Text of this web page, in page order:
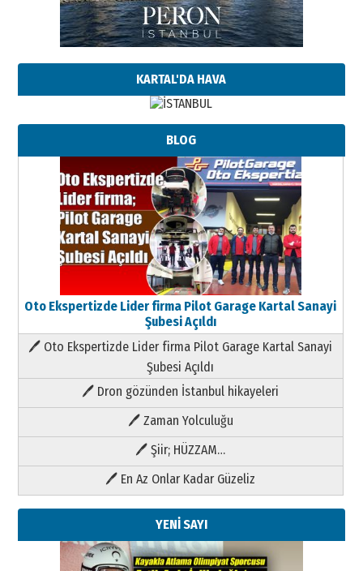
KARTAL'DA HAVA
BLOG
Oto Ekspertizde Lider firma Pilot Garage Kartal Sanayi
Şubesi Açıldı
🖊 Oto Ekspertizde Lider firma Pilot Garage Kartal Sanayi
Şubesi Açıldı
🖊 Dron gözünden İstanbul hikayeleri
🖊 Zaman Yolculuğu
🖊 Şiir; HÜZZAM…
🖊 En Az Onlar Kadar Güzeliz
YENİ SAYI